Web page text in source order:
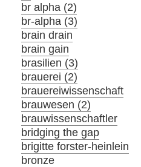
br alpha (2)
br-alpha (3)
brain drain
brain gain
brasilien (3)
brauerei (2)
brauereiwissenschaft
brauwesen (2)
brauwissenschaftler
bridging the gap
brigitte forster-heinlein
bronze